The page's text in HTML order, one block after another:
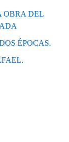
OBRA DEL
ÉPOCAS.